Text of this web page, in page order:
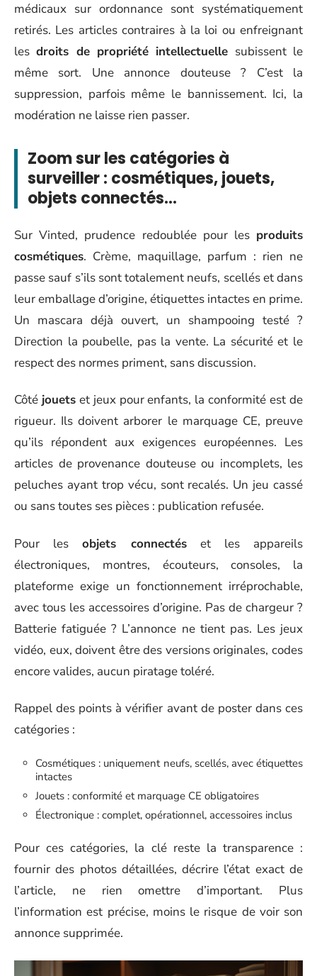
médicaux sur ordonnance sont systématiquement
retirés. Les articles contraires à la loi ou enfreignant
lesdroits de propriété intellectuelle subissent le
même sort. Une annonce douteuse ? C’est la
suppression, parfois même le bannissement. Ici, la
modération ne laisse rien passer.
Zoom sur les catégories à
surveiller : cosmétiques, jouets,
objets connectés…
Sur Vinted, prudence redoublée pour les produits
cosmétiques. Crème, maquillage, parfum : rien ne
passe sauf s’ils sont totalement neufs, scellés et dans
leur emballage d’origine, étiquettes intactes en prime.
Un mascara déjà ouvert, un shampooing testé ?
Direction la poubelle, pas la vente. La sécurité et le
respect des normes priment, sans discussion.
Côté jouetset jeux pour enfants, la conformité est de
rigueur. Ils doivent arborer le marquage CE, preuve
qu’ils répondent aux exigences européennes. Les
articles de provenance douteuse ou incomplets, les
peluches ayant trop vécu, sont recalés. Un jeu cassé
ou sans toutes ses pièces : publication refusée.
Pour lesobjets connectéset les appareils
électroniques, montres, écouteurs, consoles, la
plateforme exige un fonctionnement irréprochable,
avec tous les accessoires d’origine. Pas de chargeur ?
Batterie fatiguée ? L’annonce ne tient pas. Les jeux
vidéo, eux, doivent être des versions originales, codes
encore valides, aucun piratage toléré.
Rappel des points à vérifier avant de poster dans ces
catégories :
Cosmétiques : uniquement neufs, scellés, avec étiquettes
intactes
Jouets : conformité et marquage CE obligatoires
Électronique : complet, opérationnel, accessoires inclus
Pour ces catégories, la clé reste la transparence :
fournir des photos détaillées, décrire l’état exact de
l’article, ne rien omettre d’important. Plus
l’information est précise, moins le risque de voir son
annonce supprimée.